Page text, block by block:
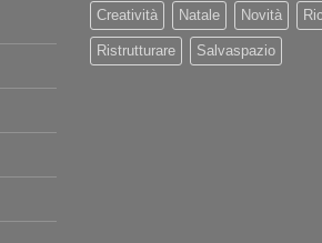
Creatività Natale Novità
Ristrutturare Salvaspazio